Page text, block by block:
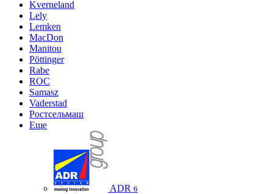
Kverneland
Lely
Lemken
MacDon
Manitou
Pöttinger
Rabe
ROC
Samasz
Vaderstad
Ростсельмаш
Еще
ADR 6